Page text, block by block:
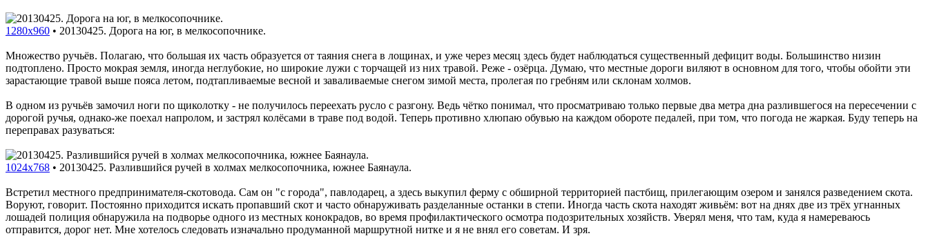
1280x960 • 20130425. Дорога на юг, в мелкосопочнике.
Множество ручьёв. Полагаю, что большая их часть образуется от таяния снега в лощинах, и уже через месяц здесь будет наблюдаться существенный дефицит воды. Большинство низин
подтоплено. Просто мокрая земля, иногда неглубокие, но широкие лужи с торчащей из них травой. Реже - озёрца. Думаю, что местные дороги виляют в основном для того, чтобы обойти эти
зарастающие травой выше пояса летом, подтапливаемые весной и заваливаемые снегом зимой места, пролегая по гребням или склонам холмов.
В одном из ручьёв замочил ноги по щиколотку - не получилось переехать русло с разгону. Ведь чётко понимал, что просматриваю только первые два метра дна разлившегося на пересечении с
дорогой ручья, однако-же поехал напролом, и застрял колёсами в траве под водой. Теперь противно хлюпаю обувью на каждом обороте педалей, при том, что погода не жаркая. Буду теперь на
переправах разуваться:
1024x768 • 20130425. Разлившийся ручей в холмах мелкосопочника, южнее Баянаула.
Встретил местного предпринимателя-скотовода. Сам он "с города", павлодарец, а здесь выкупил ферму с обширной территорией пастбищ, прилегающим озером и занялся разведением скота.
Воруют, говорит. Постоянно приходится искать пропавший скот и часто обнаруживать разделанные останки в степи. Иногда часть скота находят живьём: вот на днях две из трёх угнанных
лошадей полиция обнаружила на подворье одного из местных конокрадов, во время профилактического осмотра подозрительных хозяйств. Уверял меня, что там, куда я намереваюсь
отправится, дорог нет. Мне хотелось следовать изначально продуманной маршрутной нитке и я не внял его советам. И зря.